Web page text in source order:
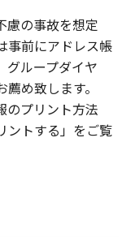
慮の事故を想定
事前にアドレス帳
グループダイヤ
め致します。
のプリント方法
ントする」をご覧